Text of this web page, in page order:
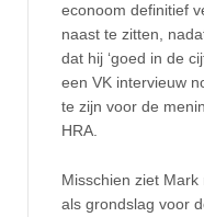
econoom definitief
naast te zitten,
dat hij ‘goed in de
een VK intervieuw
te zijn voor de
HRA.
Misschien ziet
als grondslag voor